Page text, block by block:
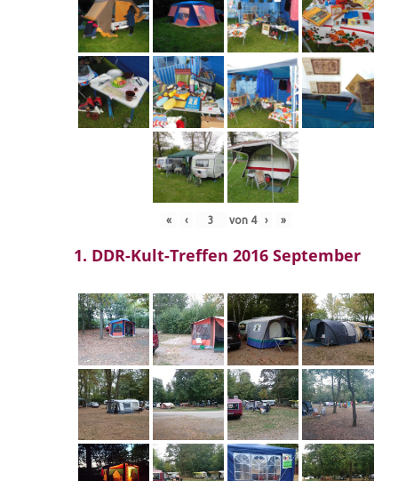
« ‹ von 4 › »
1. DDR-Kult-Treffen 2016 September